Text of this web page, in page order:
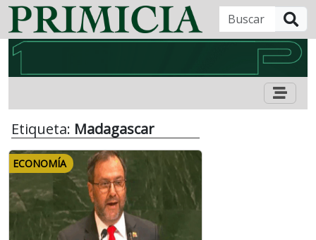
Etiqueta: Madagascar
ECONOMÍA